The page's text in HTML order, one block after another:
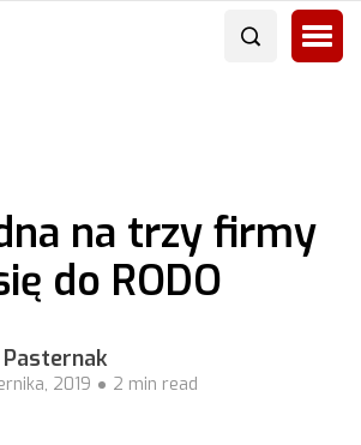
na trzy firmy
do RODO
Pasternak
2019 2 min read